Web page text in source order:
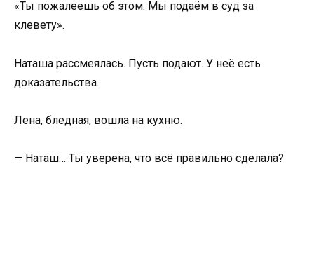
«Ты пожалеешь об этом. Мы подаём в суд за
клевету».
Наташа рассмеялась. Пусть подают. У неё есть
доказательства.
Лена, бледная, вошла на кухню.
— Наташ… Ты уверена, что всё правильно сделала?